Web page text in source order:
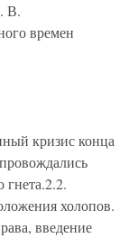
В.
времен
кризис конца
гнета.2.2.
холопов.
введение